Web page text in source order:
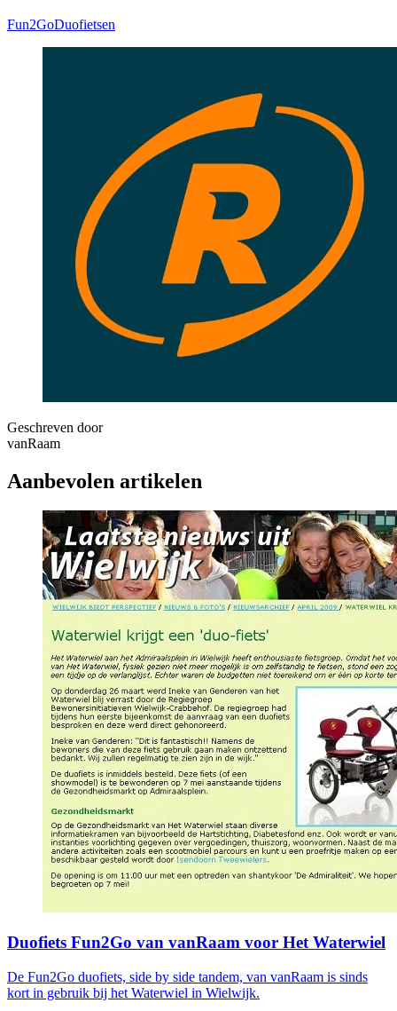
Fun2GoDuofietsen
Geschreven door
vanRaam
Aanbevolen artikelen
Duofiets Fun2Go van vanRaam voor Het Waterwiel
De Fun2Go duofiets, side by side tandem, van vanRaam is sinds
kort in gebruik bij het Waterwiel in Wielwijk.